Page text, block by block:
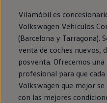
Vilamòbil es
Volkswagen Vehículos
(Barcelona y Tarragona).
venta de coches nuevos,
posventa. Ofrecemos
profesional para que
Volkswagen que mejor se
con las mejores